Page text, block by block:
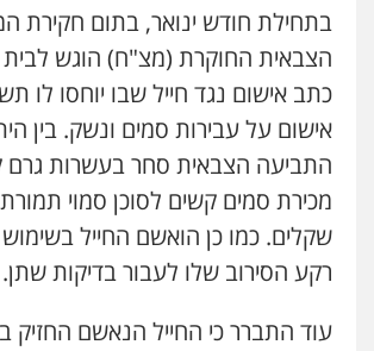
עו"ד אבי כהן
פשיעה חמורה
סמים עבירות מין
0523647066
בתחילת חודש ינואר, בתום חקירת
הצבאית החוקרת (מצ"ח) הוגש לבית
כתב אישום נגד חייל שבו יוחסו לו
אישום על עבירות סמים ונשק. בין
התביעה הצבאית סחר בעשרות גרם
מכירת סמים קשים לסוכן סמוי
שקלים. כמו כן הואשם החייל
רקע הסירוב שלו לעבור בדיקות שתן.
עוד התברר כי החייל הנאשם החזיק